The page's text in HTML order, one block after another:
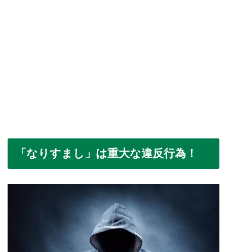
「なりすまし」は重大な違反行為！